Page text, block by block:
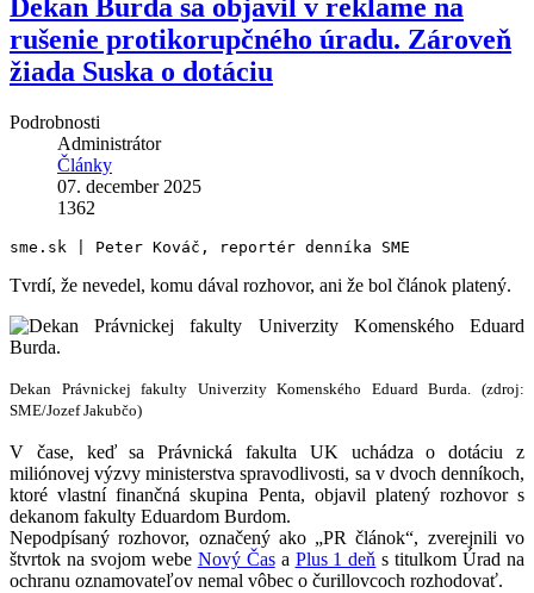
Dekan Burda sa objavil v reklame na
rušenie protikorupčného úradu. Zároveň
žiada Suska o dotáciu
Podrobnosti
Administrátor
Články
07. december 2025
1362
sme.sk | Peter Kováč, reportér denníka SME
Tvrdí, že nevedel, komu dával rozhovor, ani že bol článok platený.
Dekan Právnickej fakulty Univerzity Komenského Eduard Burda. (zdroj:
SME/Jozef Jakubčo)
V čase, keď sa Právnická fakulta UK uchádza o dotáciu z
miliónovej výzvy ministerstva spravodlivosti, sa v dvoch denníkoch,
ktoré vlastní finančná skupina Penta, objavil platený rozhovor s
dekanom fakulty Eduardom Burdom.
Nepodpísaný rozhovor, označený ako „PR článok“, zverejnili vo
štvrtok na svojom webe Nový Časa Plus 1 deň s titulkom Úrad na
ochranu oznamovateľov nemal vôbec o čurillovcoch rozhodovať.